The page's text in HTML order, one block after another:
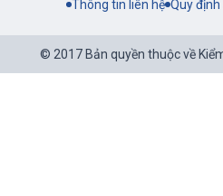
Thông tin liên hệ Quy
© 2017 Bản quyền thuộc về